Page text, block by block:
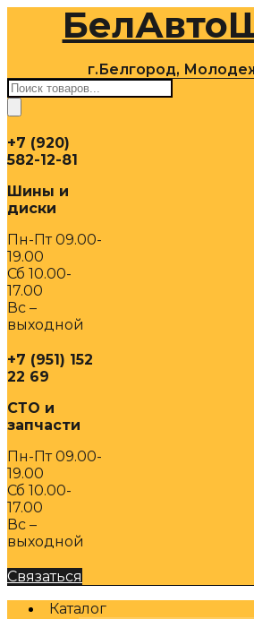
содержимому
г.Белгород,
Поиск
товаров
+7 (920)
582-12-81
Шины и
диски
Пн-Пт 09.00-
19.00
Сб 10.00-
17.00
Вс –
выходной
+7 (951) 152
22 69
СТО и
запчасти
Пн-Пт 09.00-
19.00
Сб 10.00-
17.00
Вс –
выходной
Связаться
Каталог